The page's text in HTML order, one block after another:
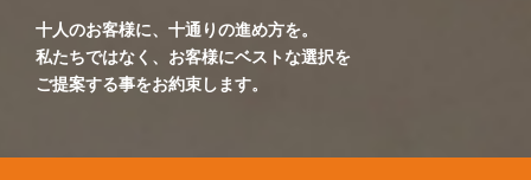
十人のお客様に、十通りの進め方を。
私たちではなく、お客様にベストな選択を
ご提案する事をお約束します。